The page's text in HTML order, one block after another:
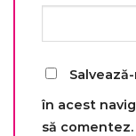
în acest
să comentez.